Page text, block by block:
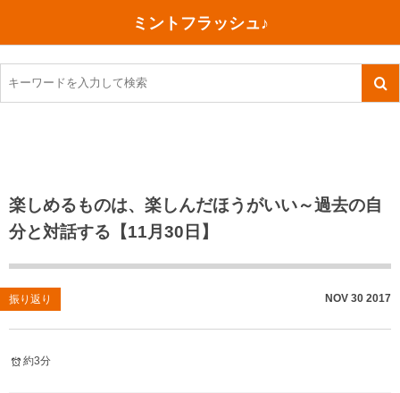
ミントフラッシュ♪
楽しめるものは、楽しんだほうがいい～過去の自
分と対話する【11月30日】
振り返り NOV 30 2017
約3分
TOEIC感想・結果
TOEIC800点への道
TOEIC（作戦・ノウハウなど）
TOEIC700点への道
英単語
今日買った本
ご朱印帳めぐり
川越（埼玉県）
沖縄
神戸
行ってきたあれこれ
ファスティング
コスメ
ダイエット
健康あれこれ
美容あれこれ
食べ物
今日の一枚
月、星、宇宙